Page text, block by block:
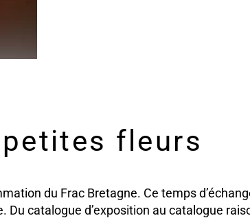
fleurs
du Frac Bretagne. Ce temps
catalogue d’exposition au catalogue